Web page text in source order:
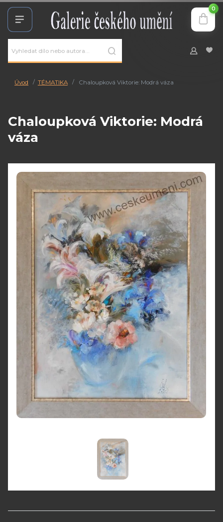
0
Úvod TÉMATIKA Chaloupková Viktorie: Modrá váza
Chaloupková Viktorie: Modrá
váza